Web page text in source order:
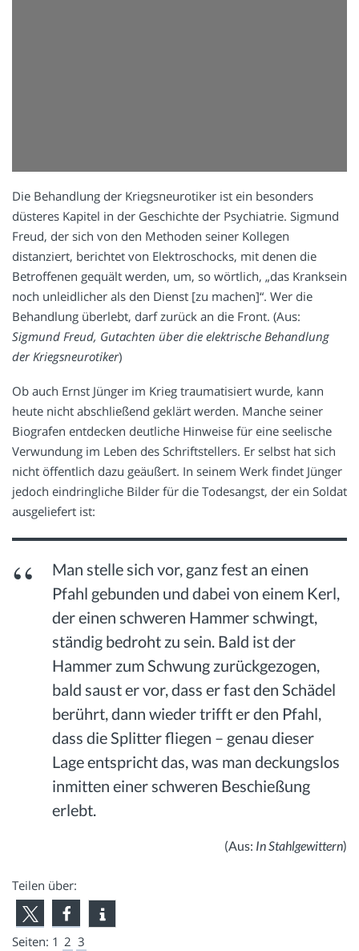
Die Behandlung der Kriegsneurotiker ist ein besonders
düsteres Kapitel in der Geschichte der Psychiatrie. Sigmund
Freud, der sich von den Methoden seiner Kollegen
distanziert, berichtet von Elektroschocks, mit denen die
Betroffenen gequält werden, um, so wörtlich, „das Kranksein
noch unleidlicher als den Dienst [zu machen]“. Wer die
Behandlung überlebt, darf zurück an die Front. (Aus:
Sigmund Freud, Gutachten über die elektrische Behandlung
der Kriegsneurotiker)
Ob auch Ernst Jünger im Krieg traumatisiert wurde, kann
heute nicht abschließend geklärt werden. Manche seiner
Biografen entdecken deutliche Hinweise für eine seelische
Verwundung im Leben des Schriftstellers. Er selbst hat sich
nicht öffentlich dazu geäußert. In seinem Werk findet Jünger
jedoch eindringliche Bilder für die Todesangst, der ein Soldat
ausgeliefert ist:
Man stelle sich vor, ganz fest an einen
Pfahl gebunden und dabei von einem Kerl,
der einen schweren Hammer schwingt,
ständig bedroht zu sein. Bald ist der
Hammer zum Schwung zurückgezogen,
bald saust er vor, dass er fast den Schädel
berührt, dann wieder trifft er den Pfahl,
dass die Splitter fliegen – genau dieser
Lage entspricht das, was man deckungslos
inmitten einer schweren Beschießung
erlebt.
(Aus: In Stahlgewittern)
Teilen über:
Seiten: 1 2 3